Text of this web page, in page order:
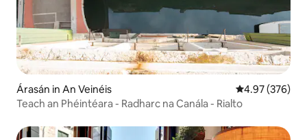
Árasán in An Veinéis Meánrátáil
4.97 (376)
Teach an Phéintéara - Radharc na Canála - Rialto